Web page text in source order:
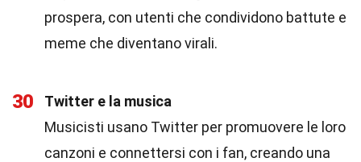
prospera, con utenti che condividono battute e
meme che diventano virali.
30
Twitter e la musica
Musicisti usano Twitter per promuovere le loro
canzoni e connettersi con i fan, creando una